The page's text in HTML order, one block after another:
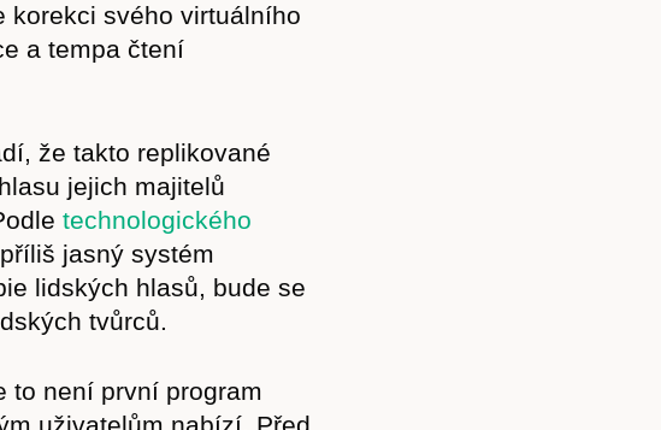
korekci svého virtuálního
a tempa čtení
že takto replikované
jejich majitelů
technologického
jasný systém
lidských hlasů, bude se
tvůrců.
to není první program